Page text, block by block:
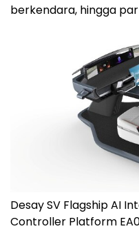
berkendara, hingga
Desay SV Flagship AI
Controller Platform